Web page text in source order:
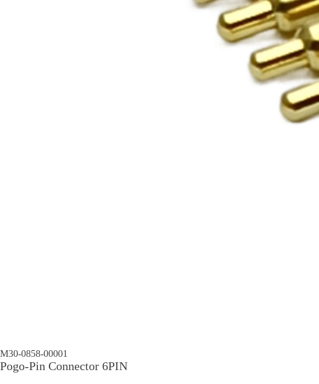
M30-0858-00001
Pogo-Pin Connector 6PIN